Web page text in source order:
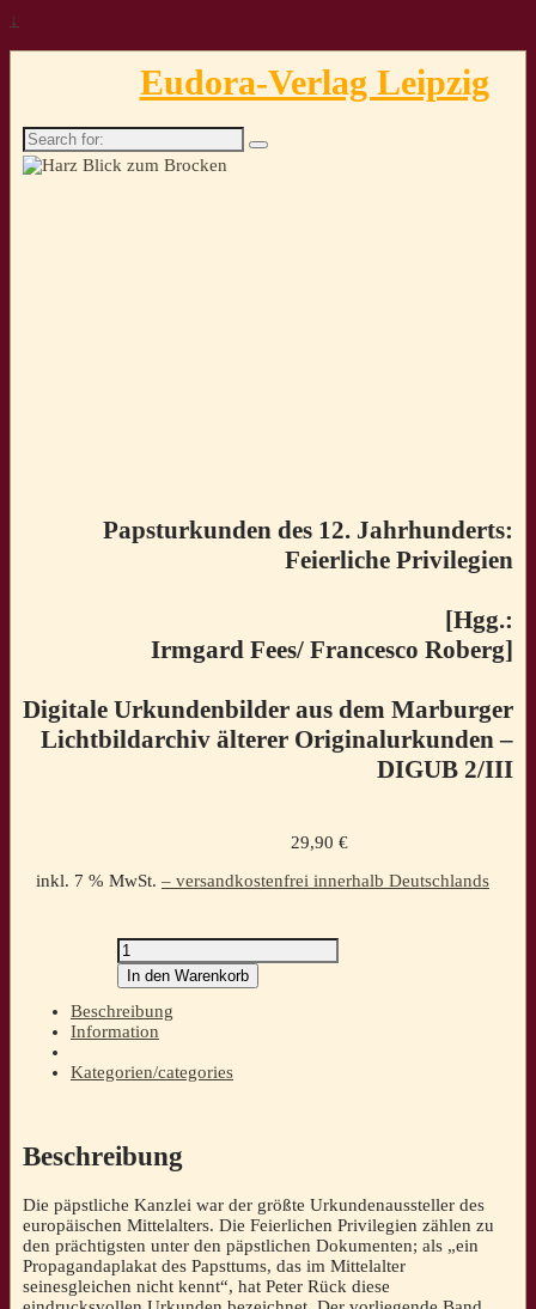
↓
Eudora-Verlag Leipzig
Search
for:
Papsturkunden des 12. Jahrhunderts:
Feierliche Privilegien
[Hgg.:
Irmgard Fees/ Francesco Roberg]
Digitale Urkundenbilder aus dem Marburger
Lichtbildarchiv älterer Originalurkunden –
DIGUB 2/III
29,90 €
inkl. 7 % MwSt. – versandkostenfrei innerhalb Deutschlands
Papsturkunden
des
12.
Jahrhunderts:
Feierliche
[Hgg.:
Roberg]
Digitale
aus
dem
Marburger
Lichtbildarchiv
älterer
In den Warenkorb
Beschreibung
Information
Kategorien/categories
Beschreibung
Die päpstliche Kanzlei war der größte Urkundenaussteller des
europäischen Mittelalters. Die Feierlichen Privilegien zählen zu
den prächtigsten unter den päpstlichen Dokumenten; als „ein
Propagandaplakat des Papsttums, das im Mittelalter
seinesgleichen nicht kennt“, hat Peter Rück diese